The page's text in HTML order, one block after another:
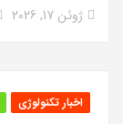
ژوئن 17, 2026
اخبار تکنولوژی